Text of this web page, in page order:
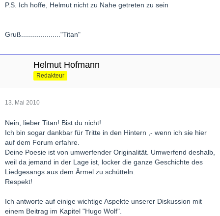
P.S. Ich hoffe, Helmut nicht zu Nahe getreten zu sein
Gruß...................."Titan"
Helmut Hofmann
Redakteur
13. Mai 2010
Nein, lieber Titan! Bist du nicht!
Ich bin sogar dankbar für Tritte in den Hintern ,- wenn ich sie hier
auf dem Forum erfahre.
Deine Poesie ist von umwerfender Originalität. Umwerfend deshalb,
weil da jemand in der Lage ist, locker die ganze Geschichte des
Liedgesangs aus dem Ärmel zu schütteln.
Respekt!
Ich antworte auf einige wichtige Aspekte unserer Diskussion mit
einem Beitrag im Kapitel "Hugo Wolf".